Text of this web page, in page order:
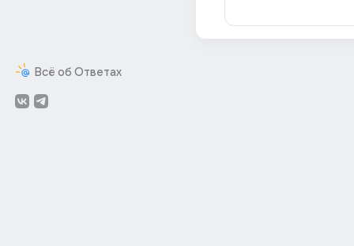
Всё об Ответах